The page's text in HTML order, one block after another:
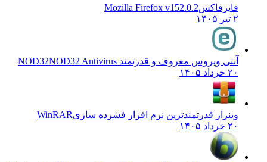
فایرفاکسMozilla Firefox v152.0.2
۲ تیر ۱۴۰۵
آنتی ویروس معروف و قدرتمند NOD32 NOD32 Antivirus
۲۰ خرداد ۱۴۰۵
وینرار قدرتمندترین نرم افزار فشرده سازیWinRAR
۲۰ خرداد ۱۴۰۵